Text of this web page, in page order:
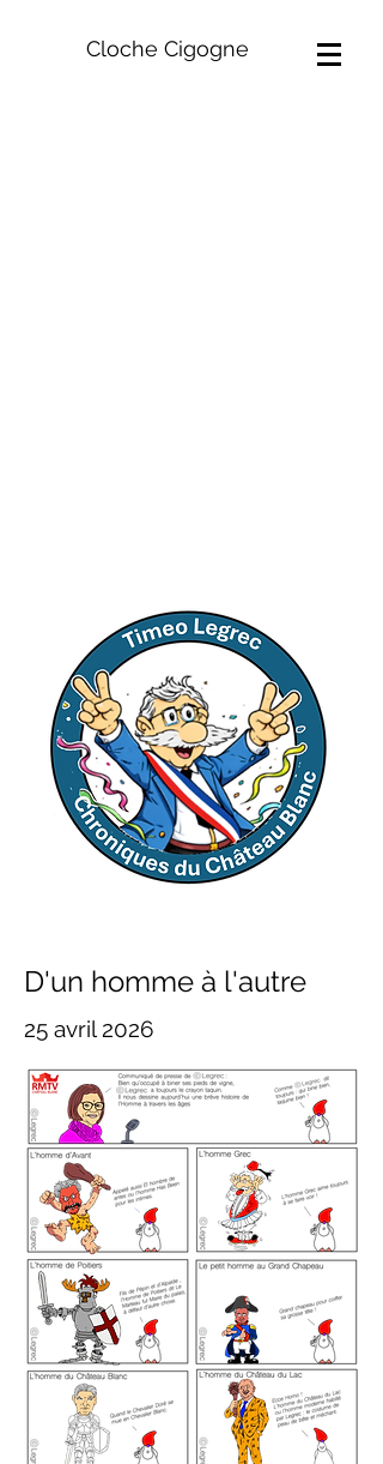
Cloche Cigogne
D'un homme à l'autre
25 avril 2026